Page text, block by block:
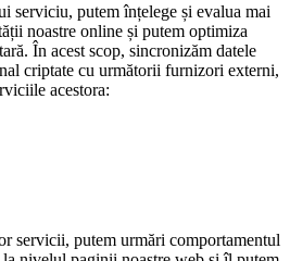
serviciu, putem înțelege și evalua mai
noastre online și putem optimiza
În acest scop, sincronizăm datele
criptate cu următorii furnizori externi,
acestora:
servicii, putem urmări comportamentul